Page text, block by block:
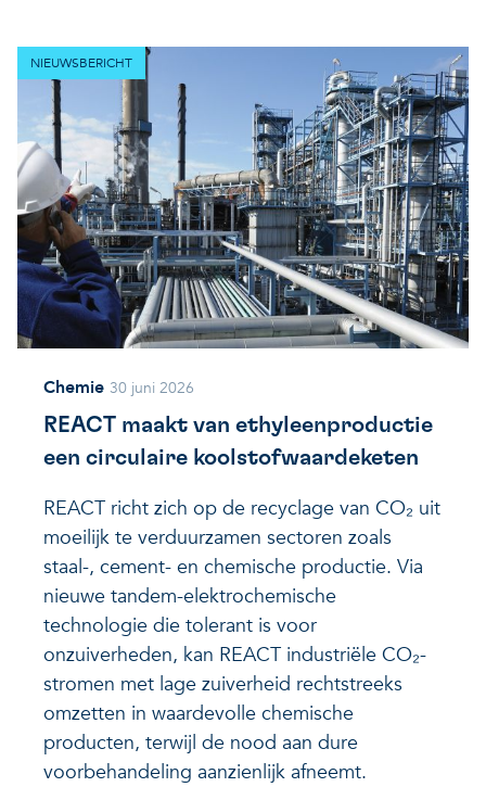
NIEUWSBERICHT
Chemie 30 juni 2026
REACT maakt van ethyleenproductie
een circulaire koolstofwaardeketen
REACT richt zich op de recyclage van CO₂ uit
moeilijk te verduurzamen sectoren zoals
staal-, cement- en chemische productie. Via
nieuwe tandem-elektrochemische
technologie die tolerant is voor
onzuiverheden, kan REACT industriële CO₂-
stromen met lage zuiverheid rechtstreeks
omzetten in waardevolle chemische
producten, terwijl de nood aan dure
voorbehandeling aanzienlijk afneemt.